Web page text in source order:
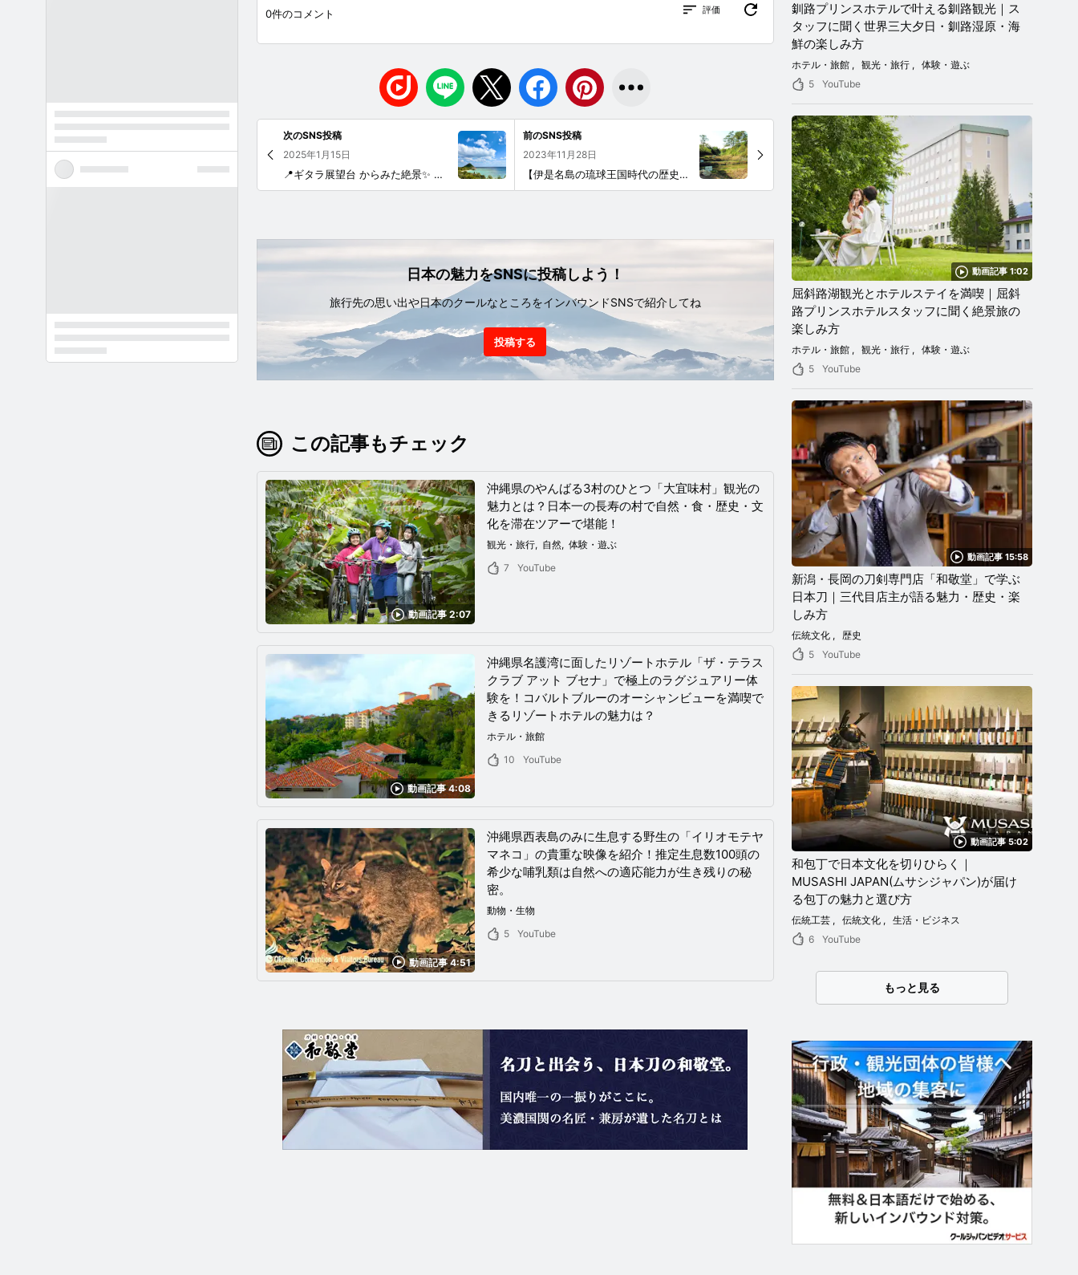
0件のコメント 評価
次のSNS投稿
2025年1月15日
📍ギタラ展望台 からみた絶景✨ 日本の渚百選の二見ヶ浦海岸
前のSNS投稿
2023年11月28日
【伊是名島の琉球王国時代の歴史と文化遺産】 ■vol3「逆田」さかた 農民の家に生まれた松金（まちがに）は、幼いころから働き者で稲作などの農業にとても励んでいた。ある年、島が干ばつに見舞われ、島中の田んぼの水が涸れるなか、松金の水田だけは水が満々としていた。一説によると、勤勉で器量もいい松金に好意を寄せる島の娘たちが毎晩彼の田んぼに水を運び入れていたといわれている。しかし実際は、彼の田んぼは段々畑になっていて、その上段の部分には湧き水が溢れていて、下の段の水田まで水が流れ続けているため水が涸れることが無かったという。他の青年たちの田んぼは面積は大きいものの、水に恵まれず神頼みだったが、松金の田んぼは面積は小さいが水に恵まれ稲穂が実っていたという。そのことからも、彼は頭脳明晰であったことが読み取れる。しかし、普段から松金の人気を妬んでいた島の青年たちは「水が涸れないのは松金が他の水田から盗んでいるからだ」と水泥棒の濡れ衣を着せ、口々に非難し、彼を始末しようとすら企てた。これがvol2に記載されている「ある誤解」である。命の危険を感じた松金は、島を後にすることを決意する。 この逆田は、ほぼ当時の原型のまま残されており、現在でも水が絶えることなく湧き出ていて、現在は村の教育委員会が管理しており、毎年島の子供会で田植えから収穫の体験をしている。（コロナ過は中止となっている） この場所には、当時の美童（みやらび）＝島の娘たちが、島を去った松金を想って詠った詩が歌碑に残されており、松金が島の娘たちに行為を寄せられ想われていたことがこの歌碑から読み取れる。 【歌碑の内容】 「松金が短い衣を身にまとって働いている姿をもっと見ていたかった。」 という、島の乙女たちが松金に想いを寄せる恋心と、彼がいなくなってしまったさみしさを表している詩となっている。 ※松金（まちがに）＝尚円王が伊是名島にいた青年期の名前。 ※金丸（かなまる）＝尚円王が島を出た後の名前。 ※尚円（しょうえん）＝王に就いた時の名前。 ※美童（みやらび）＝娘、女の人
日本の魅力をSNSに投稿しよう！
旅行先の思い出や日本のクールなところをインバウンドSNSで紹介してね
投稿する
この記事もチェック
動画記事 2:07
沖縄県のやんばる3村のひとつ「大宜味村」観光の
魅力とは？日本一の長寿の村で自然・食・歴史・文
化を滞在ツアーで堪能！
観光・旅行 自然
体験・遊ぶ
7
YouTube
動画記事 4:08
沖縄県名護湾に面したリゾートホテル「ザ・テラス
クラブ アット ブセナ」で極上のラグジュアリー体
験を！コバルトブルーのオーシャンビューを満喫で
きるリゾートホテルの魅力は？
ホテル・旅館
10
YouTube
動画記事 4:51
沖縄県西表島のみに生息する野生の「イリオモテヤ
マネコ」の貴重な映像を紹介！推定生息数100頭の
希少な哺乳類は自然への適応能力が生き残りの秘
密。
動物・生物
5
YouTube
釧路プリンスホテルで叶える釧路観光｜ス
タッフに聞く世界三大夕日・釧路湿原・海
鮮の楽しみ方
ホテル・旅館 観光・旅行
体験・遊ぶ
5
YouTube
動画記事 1:02
屈斜路湖観光とホテルステイを満喫｜屈斜
路プリンスホテルスタッフに聞く絶景旅の
楽しみ方
ホテル・旅館 観光・旅行
体験・遊ぶ
5
YouTube
動画記事 15:58
新潟・長岡の刀剣専門店「和敬堂」で学ぶ
日本刀｜三代目店主が語る魅力・歴史・楽
しみ方
伝統文化
歴史
5
YouTube
動画記事 5:02
和包丁で日本文化を切りひらく｜
MUSASHI JAPAN(ムサシジャパン)が届け
る包丁の魅力と選び方
伝統工芸 伝統文化
生活・ビジネス
6
YouTube
もっと見る